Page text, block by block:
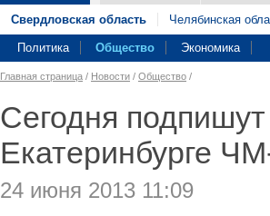
Свердловская область Челябинская
Политика Общество Экономика
Главная страница / Новости / Общество /
Сегодня
Екатеринбурге
24 июня 2013 11:09